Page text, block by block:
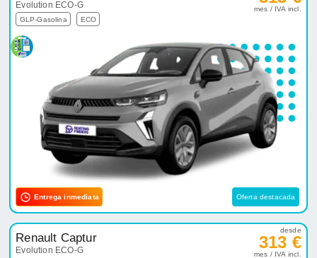
Evolution ECO-G
GLP-Gasolina ECO
mes / IVA incl.
Entrega inmediata Oferta destacada
Renault Captur
Evolution ECO-G
desde
313 €
mes / IVA incl.